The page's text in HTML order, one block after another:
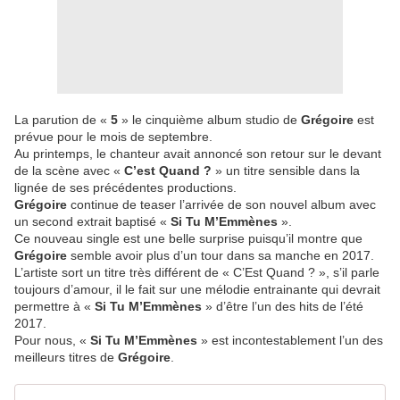
La parution de « 5 » le cinquième album studio de Grégoire est
prévue pour le mois de septembre.
Au printemps, le chanteur avait annoncé son retour sur le devant
de la scène avec « C’est Quand ? » un titre sensible dans la
lignée de ses précédentes productions.
Grégoire continue de teaser l’arrivée de son nouvel album avec
un second extrait baptisé « Si Tu M’Emmènes ».
Ce nouveau single est une belle surprise puisqu’il montre que
Grégoire semble avoir plus d’un tour dans sa manche en 2017.
L’artiste sort un titre très différent de « C’Est Quand ? », s’il parle
toujours d’amour, il le fait sur une mélodie entrainante qui devrait
permettre à « Si Tu M’Emmènes » d’être l’un des hits de l’été
2017.
Pour nous, « Si Tu M’Emmènes » est incontestablement l’un des
meilleurs titres de Grégoire